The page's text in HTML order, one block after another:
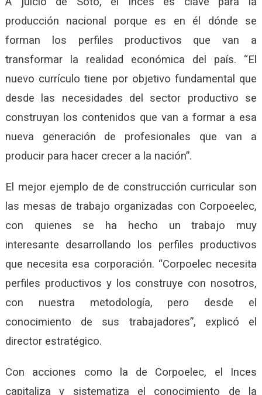
producción nacional porque es en él dónde se
forman los perfiles productivos que van a
transformar la realidad económica del país. “El
nuevo currículo tiene por objetivo fundamental que
desde las necesidades del sector productivo se
construyan los contenidos que van a formar a esa
nueva generación de profesionales que van a
producir para hacer crecer a la nación”.
El mejor ejemplo de de construcción curricular son
las mesas de trabajo organizadas con Corpoeelec,
con quienes se ha hecho un trabajo muy
interesante desarrollando los perfiles productivos
que necesita esa corporación. “Corpoelec necesita
perfiles productivos y los construye con nosotros,
con nuestra metodología, pero desde el
conocimiento de sus trabajadores”, explicó el
director estratégico.
Con acciones como la de Corpoelec, el Inces
capitaliza y sistematiza el conocimiento de la